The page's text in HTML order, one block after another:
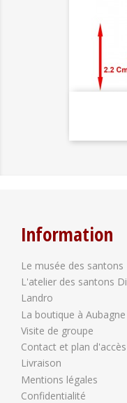
Information
Le musée des santons
L'atelier des santons Di
Landro
La boutique à Aubagne
Visite de groupe
Contact et plan d'accès
Livraison
Mentions légales
Confidentialité